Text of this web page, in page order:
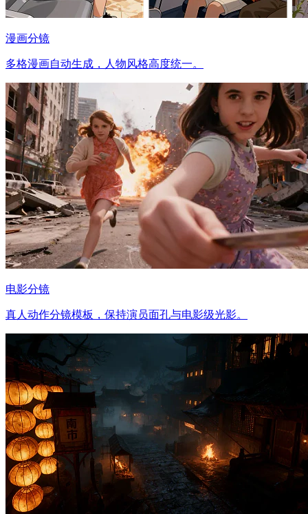
漫画分镜
多格漫画自动生成，人物风格高度统一。
电影分镜
真人动作分镜模板，保持演员面孔与电影级光影。